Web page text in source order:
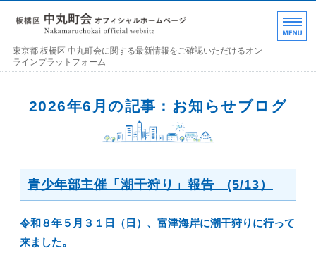
東京都 板橋区 中丸町
東京都 板橋区 中丸町会に関する最新情報をご確認いただけるオン
ラインプラットフォーム
町会加入のお誘い
お問い合わせ･連絡事項
2026年6月の記事：お知らせブログ
青少年部主催「潮干狩り」報告 (5/13）
令和８年５月３１日（日）、富津海岸に潮干狩りに行って
来ました。